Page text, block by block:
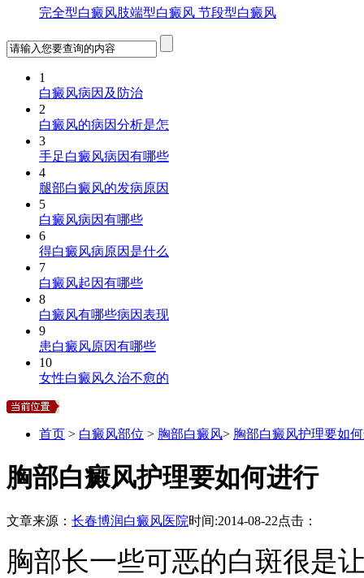
完全型白癜风肢端型白癜风 节段型白癜风
1
白癜风病因及防治
2
白癜风的病因分析是怎
3
手足白癜风病因有哪些
4
腿部白癜风的发病原因
5
白癜风病因有哪些
6
得白癜风病原因是什么
7
白癜风起因有哪些
8
白癜风有哪些病因表现
9
患白癜风原因有哪些
10
女性白癜风久治不愈的
首页 > 白癜风部位 > 胸部白癜风> 胸部白癜风护理要如
胸部白癜风护理要如何进行
文章来源： 长春博润白癜风医院时间:2014-08-22点击：
胸部长一些可恶的白斑很是